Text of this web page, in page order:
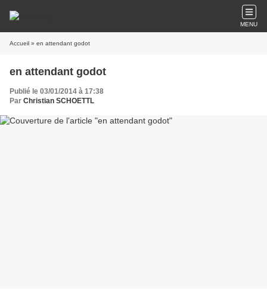
MENU
Accueil » en attendant godot
en attendant godot
Publié le 03/01/2014 à 17:38
Par Christian SCHOETTL